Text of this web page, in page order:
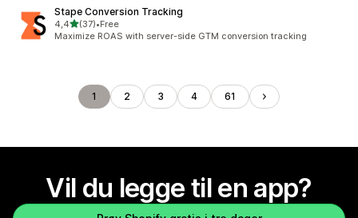
Stape Conversion Tracking
4,4av 5 stjerner
(37)
Totalt 37 omtaler
•Free
Maximize ROAS with server-side GTM conversion tracking
1 2 3 4 61
Vil du legge til en app?